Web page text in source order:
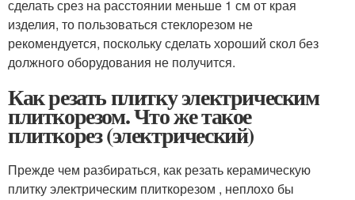
сделать срез на расстоянии меньше 1 см от края
изделия, то пользоваться стеклорезом не
рекомендуется, поскольку сделать хороший скол без
должного оборудования не получится.
Как резать плитку электрическим
плиткорезом. Что же такое
плиткорез (электрический)
Прежде чем разбираться, как резать керамическую
плитку электрическим плиткорезом , неплохо бы